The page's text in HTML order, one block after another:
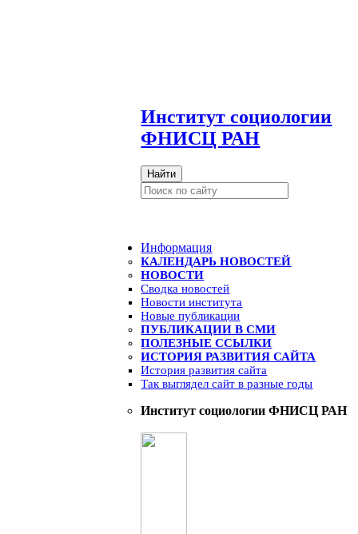
Институт социологии
ФНИСЦ РАН
Найти
Информация
КАЛЕНДАРЬ НОВОСТЕЙ
НОВОСТИ
Сводка новостей
Новости института
Новые публикации
ПУБЛИКАЦИИ В СМИ
ПОЛЕЗНЫЕ ССЫЛКИ
ИСТОРИЯ РАЗВИТИЯ САЙТА
История развития сайта
Так выглядел сайт в разные годы
Институт социологии ФНИСЦ РАН